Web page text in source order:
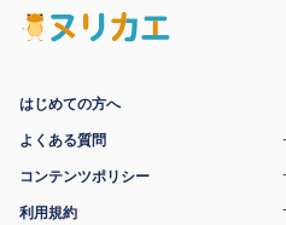
はじめての方へ
よくある質問
コンテンツポリシー
利用規約